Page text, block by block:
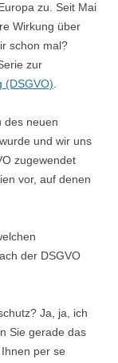
zu. Seit Mai
Wirkung über
schon mal?
zur
(DSGVO)
des neuen
und wir uns
zugewendet
vor, auf denen
der DSGVO
Ja, ja, ich
Sie gerade das
per se